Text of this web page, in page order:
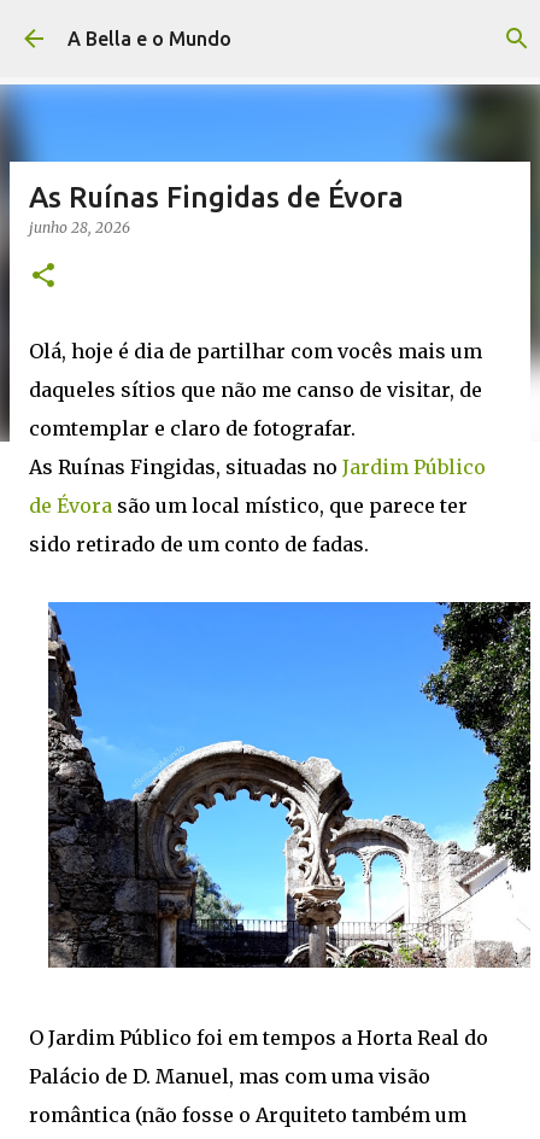
Avançar para o conteúdo principal
A Bella e o Mundo
As Ruínas Fingidas de Évora
junho 28, 2026
Olá, hoje é dia de partilhar com vocês mais um
daqueles sítios que não me canso de visitar, de
comtemplar e claro de fotografar.
As Ruínas Fingidas, situadas no Jardim Público
de Évora são um local místico, que parece ter
sido retirado de um conto de fadas.
O Jardim Público foi em tempos a Horta Real do
Palácio de D. Manuel, mas com uma visão
romântica (não fosse o Arquiteto também um